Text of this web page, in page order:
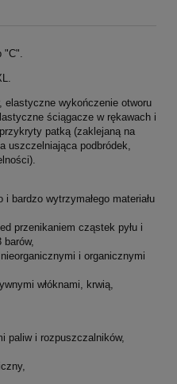
"C".
elastyczne wykończenie otworu
ściągacze w rękawach i
patką (zaklejaną na
uszczelniająca podbródek,
bardzo wytrzymałego materiału
przenikaniem cząstek pyłu i
i organicznymi
włóknami, krwią,
paliw i rozpuszczalników,